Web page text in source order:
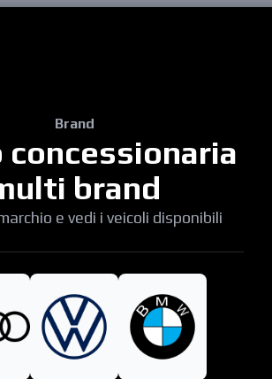
Brand
concessionaria
brand
e vedi i veicoli disponibili